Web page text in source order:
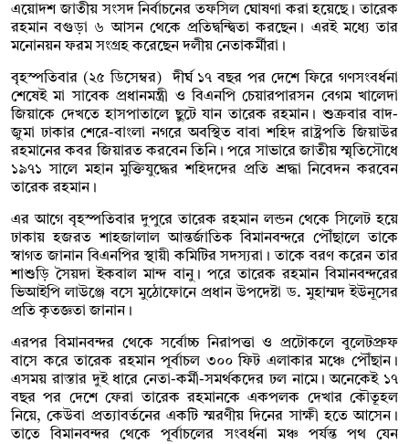
এয়োদশ জাতীয় সংসদ নির্বাচনের তফসিল ঘোষণা করা হয়েছে। তারেক
রহমান বগুড়া ৬ আসন থেকে প্রতিদ্বন্দ্বিতা করছেন। এরই মধ্যে তার
মনোনয়ন ফরম সংগ্রহ করেছেন দলীয় নেতাকর্মীরা।
বৃহস্পতিবার (২৫ ডিসেম্বর) দীর্ঘ ১৭ বছর পর দেশে ফিরে গণসংবর্ধনা
শেষেই মা সাবেক প্রধানমন্ত্রী ও বিএনপি চেয়ারপারসন বেগম খালেদা
জিয়াকে দেখতে হাসপাতালে ছুটে যান তারেক রহমান। শুক্রবার বাদ-
জুমা ঢাকার শেরে-বাংলা নগরে অবস্থিত বাবা শহিদ রাষ্ট্রপতি জিয়াউর
রহমানের কবর জিয়ারত করবেন তিনি। পরে সাভারে জাতীয় স্মৃতিসৌধে
১৯৭১ সালে মহান মুক্তিযুদ্ধের শহিদদের প্রতি শ্রদ্ধা নিবেদন করবেন
তারেক রহমান।
এর আগে বৃহস্পতিবার দুপুরে তারেক রহমান লন্ডন থেকে সিলেট হয়ে
ঢাকায় হজরত শাহজালাল আন্তর্জাতিক বিমানবন্দরে পৌঁছালে তাকে
স্বাগত জানান বিএনপির স্থায়ী কমিটির সদস্যরা। তাকে বরণ করেন তার
শাশুড়ি সৈয়দা ইকবাল মান্দ বানু। পরে তারেক রহমান বিমানবন্দরের
ভিআইপি লাউঞ্জে বসে মুঠোফোনে প্রধান উপদেষ্টা ড. মুহাম্মদ ইউনূসের
প্রতি কৃতজ্ঞতা জানান।
এরপর বিমানবন্দর থেকে সর্বোচ্চ নিরাপত্তা ও প্রটোকলে বুলেটপ্রুফ
বাসে করে তারেক রহমান পূর্বাচল ৩০০ ফিট এলাকার মঞ্চে পৌঁছান।
এসময় রাস্তার দুই ধারে নেতা-কর্মী-সমর্থকদের ঢল নামে। অনেকেই ১৭
বছর পর দেশে ফেরা তারেক রহমানকে একপলক দেখার কৌতূহল
নিয়ে, কেউবা প্রত্যাবর্তনের একটি স্মরণীয় দিনের সাক্ষী হতে আসেন।
তাতে বিমানবন্দর থেকে পূর্বাচলের সংবর্ধনা মঞ্চ পর্যন্ত পথ যেন